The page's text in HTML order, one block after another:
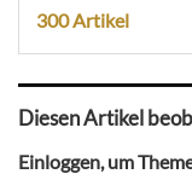
300 Artikel
Diesen Artikel
Einloggen, um